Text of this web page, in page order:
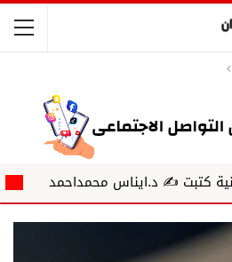
✍ د.ايناس محمداحمد أمواج ناعمة